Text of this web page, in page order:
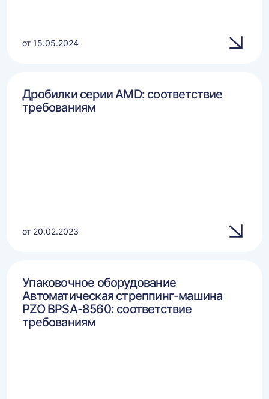
от 15.05.2024
Дробилки серии AMD: соответствие
требованиям
от 20.02.2023
Упаковочное оборудование
Автоматическая стреппинг-машина
PZO BPSA-8560: соответствие
требованиям